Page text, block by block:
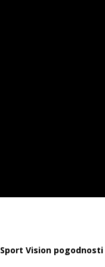
Sport Vision pogodnosti